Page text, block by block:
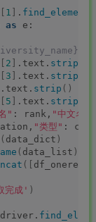
1 . find_element
as e:
报
2 .text. strip
3 .text. strip
.text. strip ()
5 .text. strip
" : rank, "中文名)"
"类型" :
( data_dict )
( data_list )
([
完成' )